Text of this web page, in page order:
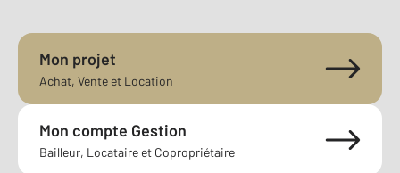
Mon projet
Achat, Vente et Location
Mon compte Gestion
Bailleur, Locataire et Copropriétaire